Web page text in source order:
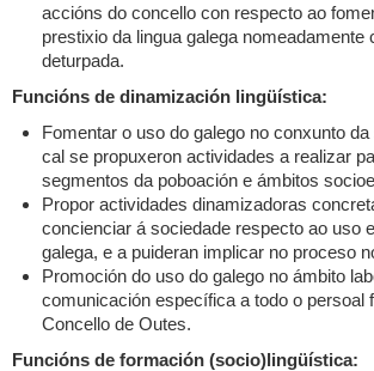
accións do concello con respecto ao
prestixio da lingua galega nomeadamente
deturpada.
Funcións de dinamización lingüística:
Fomentar o uso do galego no conxunto
cal se propuxeron actividades a realizar
segmentos da poboación e ámbitos
Propor actividades dinamizadoras
concienciar á sociedade respecto ao uso
galega, e a puideran implicar no proceso
Promoción do uso do galego no ámbito
comunicación específica a todo o persoal
Concello de Outes.
Funcións de formación (socio)lingüística: